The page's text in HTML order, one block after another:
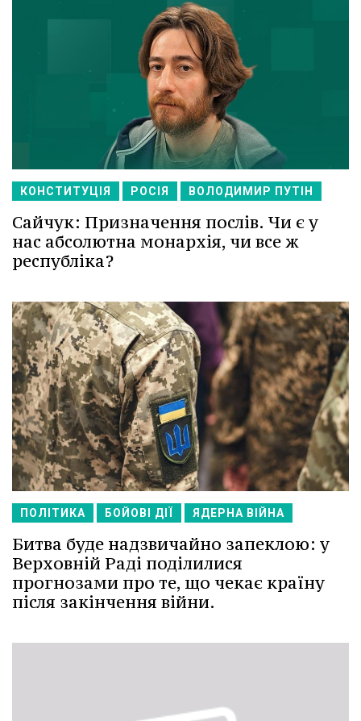
КОНСТИТУЦІЯ РОСІЯ ВОЛОДИМИР ПУТІН
Сайчук: Призначення послів. Чи є у
нас абсолютна монархія, чи все ж
республіка?
ПОЛІТИКА БОЙОВІ ДІЇ ЯДЕРНА ВІЙНА
Битва буде надзвичайно запеклою: у
Верховній Раді поділилися
прогнозами про те, що чекає країну
після закінчення війни.